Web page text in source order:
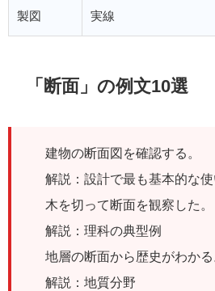
製図 実線
「断面」の例文10選
建物の断面図を確認する。
解説：設計で最も基本的な
木を切って断面を観察した。
解説：理科の典型例
地層の断面から歴史がわかる
解説：地質分野